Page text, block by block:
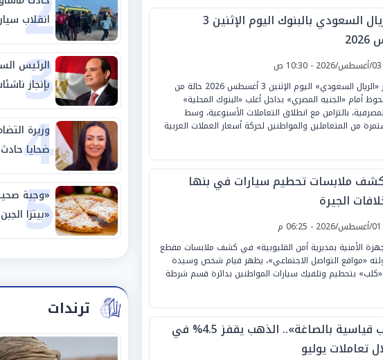
سعر الريال السعودي بالبنوك اليوم الإثنين 3
شهد سعر «الريال السعودي» اليوم الإثنين 3 أغسطس 2026 حالة من
أمام «الجنيه المصري» بداخل أغلب «البنوك المحلية»
بالتزامن مع انطلاق التعاملات الأسبوعية، وسط
من المتعاملين والمواطنين لحركة أسعار العملات العربية
ملابسات تحطيم سيارات في بنها
الجيرة
الأمنية بمديرية أمن القليوبية» في كشف ملابسات مقطع
«مواقع التواصل الاجتماعي»، يظهر قيام شخص وسيدة
بتحطيم وتلفيك سيارات المواطنين بدائرة قسم شرطة
«مكاسب قياسية بالصاغة».. الذهب يقفز 4.5% في
تعاملات يوليو
انقلاب
14 شخصًا
3
الرئيس
بإنجاز
نصف
4
وزيرة
ضحايا
سويف
5
«وجبة
«بيتزا
بالبروتين
ترندات